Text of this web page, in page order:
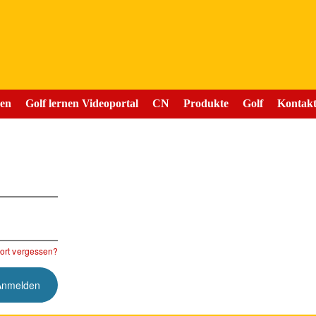
Golf lernen Videoportal CN Produkte Golf Kontakt
vergessen?